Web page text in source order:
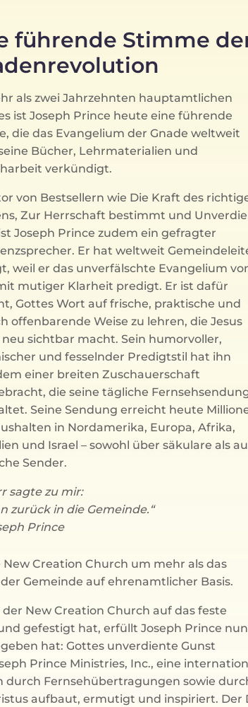
führende Stimme
als zwei Jahrzehnten hauptamtlichen
ist Joseph Prince heute eine führende
die das Evangelium der Gnade weltweit
Bücher, Lehrmaterialien und
verkündigt.
von Bestsellern wie Die Kraft des
Zur Herrschaft bestimmt und
Joseph Prince zudem ein gefragter
Er hat weltweit
weil er das unverfälschte Evangelium
mutiger Klarheit predigt. Er ist dafür
Gottes Wort auf frische, praktische und
offenbarende Weise zu lehren, die Jesus
sichtbar macht. Sein humorvoller,
und fesselnder Predigtstil hat ihn
einer breiten Zuschauerschaft
die seine tägliche
Seine Sendung erreicht heute
in Nordamerika, Europa, Afrika,
und Israel – sowohl über säkulare als
Sender.
sagte zu mir:
zurück in die Gemeinde.“
Prince
Creation Church um mehr als das
Gemeinde auf ehrenamtlicher Basis.
New Creation Church auf das feste
gefestigt hat, erfüllt Joseph Prince nun
hat: Gottes unverdiente Gunst
Prince Ministries, Inc., eine
Fernsehübertragungen sowie
aufbaut, ermutigt und inspiriert. Der